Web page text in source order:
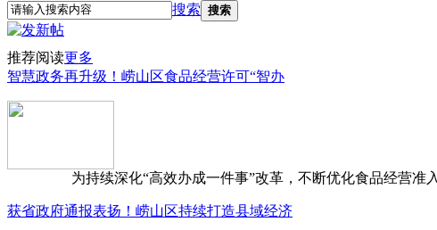
搜索 搜索
推荐阅读更多
智慧政务再升级！崂山区食品经营许可“智办
为持续深化“高效办成一件事”改革，不断优化食品经营准
获省政府通报表扬！崂山区持续打造县域经济